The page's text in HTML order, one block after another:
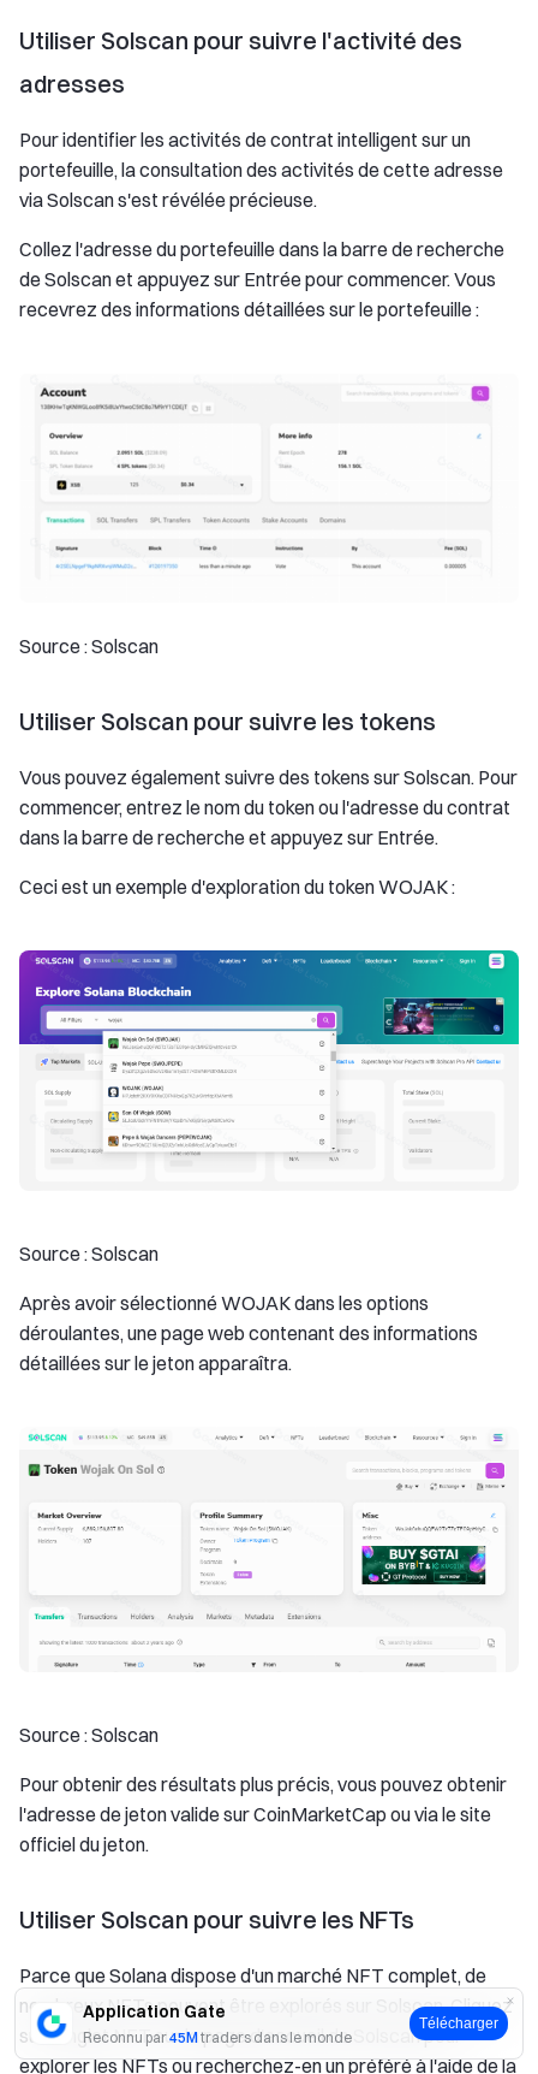
Application Gate
Reconnu par45Mtraders dans le monde
Télécharger
Utiliser Solscan pour suivre l'activité des
adresses
Pour identifier les activités de contrat intelligent sur un
portefeuille, la consultation des activités de cette adresse
via Solscan s'est révélée précieuse.
Collez l'adresse du portefeuille dans la barre de recherche
de Solscan et appuyez sur Entrée pour commencer. Vous
recevrez des informations détaillées sur le portefeuille :
Source : Solscan
Utiliser Solscan pour suivre les tokens
Vous pouvez également suivre des tokens sur Solscan. Pour
commencer, entrez le nom du token ou l'adresse du contrat
dans la barre de recherche et appuyez sur Entrée.
Ceci est un exemple d'exploration du token WOJAK :
Source : Solscan
Après avoir sélectionné WOJAK dans les options
déroulantes, une page web contenant des informations
détaillées sur le jeton apparaîtra.
Source : Solscan
Pour obtenir des résultats plus précis, vous pouvez obtenir
l'adresse de jeton valide sur CoinMarketCap ou via le site
officiel du jeton.
Utiliser Solscan pour suivre les NFTs
Parce que Solana dispose d'un marché NFT complet, de
nombreux NFTs peuvent être explorés sur Solscan. Cliquez
sur l'onglet NFT sur la page d'accueil de Solscan pour
explorer les NFTs ou recherchez-en un préféré à l'aide de la